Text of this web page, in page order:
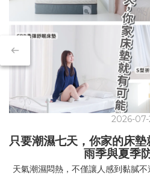
2026-07-
只要潮濕七天，你家的床
雨季與夏季
天氣潮濕悶熱，不僅讓人感到黏膩